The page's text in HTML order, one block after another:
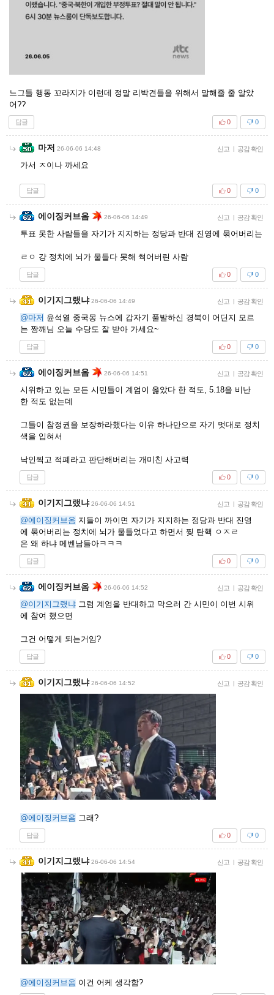
느그들 행동 꼬라지가 이런데 정말 리박견들을 위해서 말해줄 줄 알았
어??
답글 0
0
마저 26-06-06 14:48 신고 | 공감 확인
가서 ㅈ이나 까세요
답글 0
0
에이징커브옴 26-06-06 14:49 신고 | 공감 확인
투표 못한 사람들을 자기가 지지하는 정당과 반대 진영에 묶어버리는
ㄹㅇ 걍 정치에 뇌가 물들다 못해 썩어버린 사람
답글 0
0
이기지그랬냐 26-06-06 14:49 신고 | 공감 확인
@마저 윤석열 중국몽 뉴스에 갑자기 풀발하신 경북이 어딘지 모르
는 짱깨님 오늘 수당도 잘 받아 가세요~
답글 0
0
에이징커브옴 26-06-06 14:51 신고 | 공감 확인
시위하고 있는 모든 시민들이 계엄이 옳았다 한 적도, 5.18을 비난
한 적도 없는데
그들이 참정권을 보장하라했다는 이유 하나만으로 자기 멋대로 정치
색을 입혀서
낙인찍고 적폐라고 판단해버리는 개미친 사고력
답글 0
0
이기지그랬냐 26-06-06 14:51 신고 | 공감 확인
@에이징커브옴 지들이 까이면 자기가 지지하는 정당과 반대 진영
에 묶어버리는 정치에 뇌가 물들었다고 하면서 찢 탄핵 ㅇㅈㄹ
은 왜 하냐 메벤남들아ㅋㅋㅋ
답글 0
0
에이징커브옴 26-06-06 14:52 신고 | 공감 확인
@이기지그랬냐 그럼 계엄을 반대하고 막으러 간 시민이 이번 시위
에 참여 했으면
그건 어떻게 되는거임?
답글 0
0
이기지그랬냐 26-06-06 14:52 신고 | 공감 확인
@에이징커브옴 그래?
답글 0
0
이기지그랬냐 26-06-06 14:54 신고 | 공감 확인
@에이징커브옴 이건 어케 생각함?